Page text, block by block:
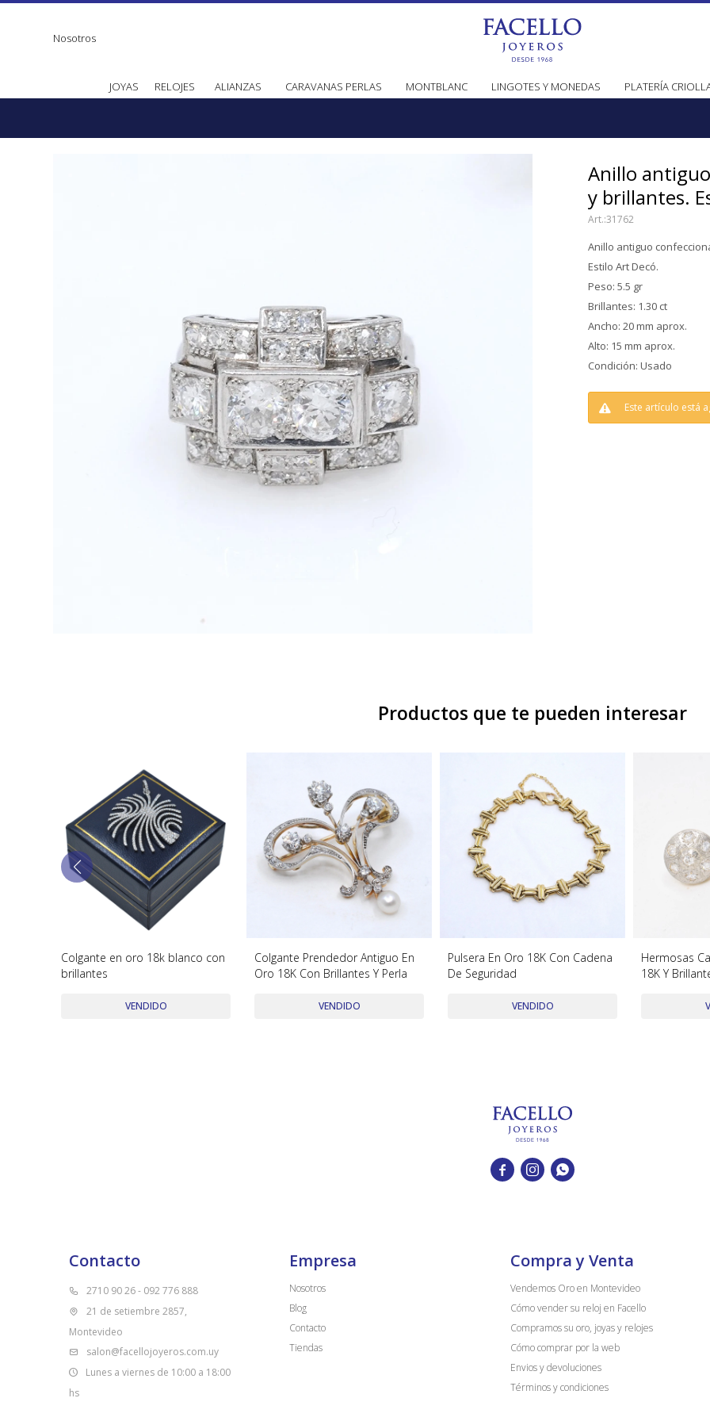
JOYAS RELOJES ALIANZAS CARAVANAS PERLAS MONTBLANC LINGOTES Y MONEDAS PLATERÍA
Nosotros
Anillo
y brillantes.
31762
Anillo antiguo
Estilo Art Decó.
Peso: 5.5 gr
Brillantes: 1.30 ct
Ancho: 20 mm aprox.
Alto: 15 mm aprox.
Condición: Usado
Este artículo está
Productos que te pueden interesar
Colgante en oro 18k blanco con
brillantes
VENDIDO
Colgante Prendedor Antiguo En
Oro 18K Con Brillantes Y Perla
VENDIDO
Pulsera En Oro 18K Con Cadena
De Seguridad
VENDIDO
Hermosas
18K Y
  
Contacto
2710 90 26 - 092 776 888
21 de setiembre 2857,
Montevideo
salon@facellojoyeros.com.uy
Lunes a viernes de 10:00 a 18:00
hs
Empresa
Nosotros
Blog
Contacto
Tiendas
Compra y Venta
Vendemos Oro en Montevideo
Cómo vender su reloj en Facello
Compramos su oro, joyas y relojes
Cómo comprar por la web
Envios y devoluciones
Términos y condiciones